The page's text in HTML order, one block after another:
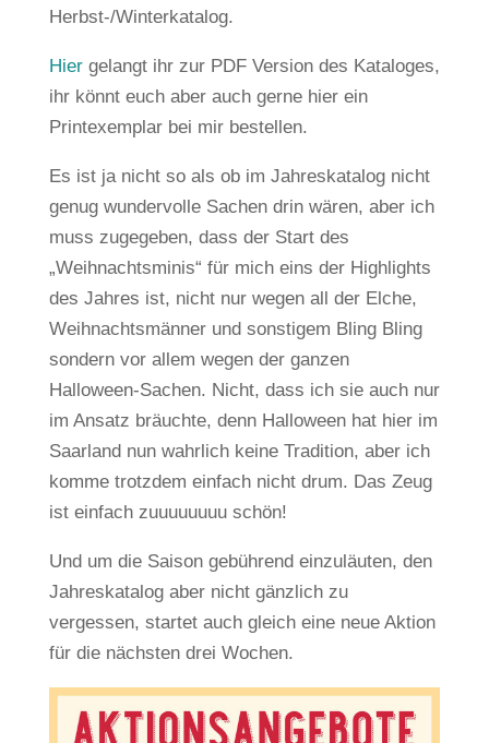
Herbst-/Winterkatalog.
Hiergelangt ihr zur PDF Version des Kataloges,
ihr könnt euch aber auch gerne hier ein
Printexemplar bei mir bestellen.
Es ist ja nicht so als ob im Jahreskatalog nicht
genug wundervolle Sachen drin wären, aber ich
muss zugegeben, dass der Start des
„Weihnachtsminis“ für mich eins der Highlights
des Jahres ist, nicht nur wegen all der Elche,
Weihnachtsmänner und sonstigem Bling Bling
sondern vor allem wegen der ganzen
Halloween-Sachen. Nicht, dass ich sie auch nur
im Ansatz bräuchte, denn Halloween hat hier im
Saarland nun wahrlich keine Tradition, aber ich
komme trotzdem einfach nicht drum. Das Zeug
ist einfach zuuuuuuuu schön!
Und um die Saison gebührend einzuläuten, den
Jahreskatalog aber nicht gänzlich zu
vergessen, startet auch gleich eine neue Aktion
für die nächsten drei Wochen.